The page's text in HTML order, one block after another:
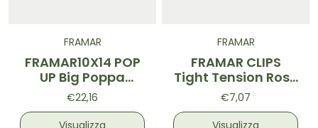
FRAMAR
FRAMAR10X14 POP
UP Big Poppa
Silver250pz
€22,16
Visualizza
FRAMAR
FRAMAR CLIPS
Tight Tension Rose
Gold
€7,07
Visualizza